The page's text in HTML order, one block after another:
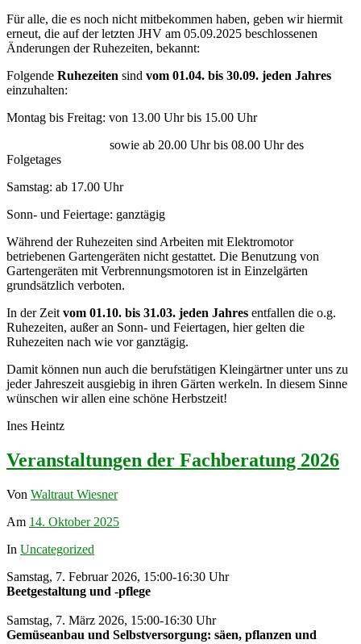
Für alle, die es noch nicht mitbekommen haben, geben wir hiermit
erneut, die auf der letzten JHV am 05.09.2025 beschlossenen
Änderungen der Ruhezeiten, bekannt:
Folgende Ruhezeiten sind vom 01.04. bis 30.09. jeden Jahres
einzuhalten:
Montag bis Freitag: von 13.00 Uhr bis 15.00 Uhr
sowie ab 20.00 Uhr bis 08.00 Uhr des
Folgetages
Samstag: ab 17.00 Uhr
Sonn- und Feiertage: ganztägig
Während der Ruhezeiten sind Arbeiten mit Elektromotor
betriebenen Gartengeräten nicht gestattet. Die Benutzung von
Gartengeräten mit Verbrennungsmotoren ist in Einzelgärten
grundsätzlich verboten.
In der Zeit vom 01.10. bis 31.03. jeden Jahres entfallen die o.g.
Ruhezeiten, außer an Sonn- und Feiertagen, hier gelten die
Ruhezeiten nach wie vor ganztägig.
Damit können nun auch die berufstätigen Kleingärtner unter uns zu
jeder Jahreszeit ausgiebig in ihren Gärten werkeln. In diesem Sinne
wünschen wir allen eine schöne Herbstzeit!
Ines Heintz
Veranstaltungen der Fachberatung 2026
Von Waltraut Wiesner
Am 14. Oktober 2025
In Uncategorized
Samstag, 7. Februar 2026, 15:00-16:30 Uhr
Beetgestaltung und -pflege
Samstag, 7. März 2026, 15:00-16:30 Uhr
Gemüseanbau und Selbstversorgung: säen, pflanzen und